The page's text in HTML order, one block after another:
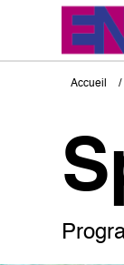
Fil
Accueil